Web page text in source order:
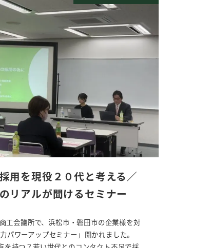
用を現役２０代と考える／
リアルが聞けるセミナー
工会議所で、浜松市・磐田市の企業様を対
パワーアップセミナー」開かれました。